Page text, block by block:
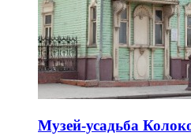
Музей-усадьба